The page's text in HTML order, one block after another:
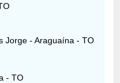
Jorge - Araguaína - TO
- TO